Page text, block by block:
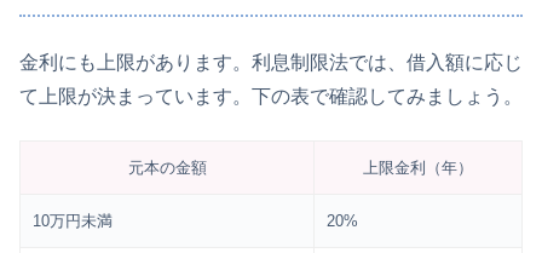
金利にも上限があります。利息制限法では、借入額に応じ
て上限が決まっています。下の表で確認してみましょう。
元本の金額 上限金利（年）
10万円未満 20%